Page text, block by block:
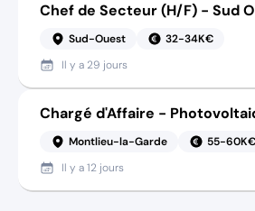
Chef de Secteur (H/F) - Sud
Sud-Ouest
32-34K€
Il y a 29 jours
Chargé d'Affaire -
Montlieu-la-Garde
55-60K€
Il y a12 jours